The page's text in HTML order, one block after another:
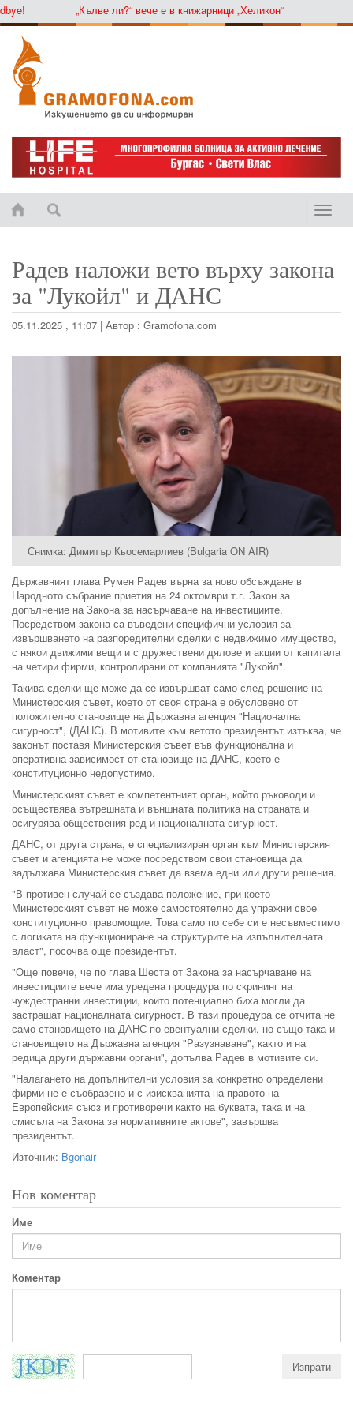
„Кълве ли?“ вече е в книжарници „Хеликон“
Toggle
Радев наложи вето върху закона
за "Лукойл" и ДАНС
05.11.2025 , 11:07 | Автор : Gramofona.com
Снимка: Димитър Кьосемарлиев (Bulgaria ON AIR)
Държавният глава Румен Радев върна за ново обсъждане в
Народното събрание приетия на 24 октомври т.г. Закон за
допълнение на Закона за насърчаване на инвестициите.
Посредством закона са въведени специфични условия за
извършването на разпоредителни сделки с недвижимо имущество,
с някои движими вещи и с дружествени дялове и акции от капитала
на четири фирми, контролирани от компанията "Лукойл".
Такива сделки ще може да се извършват само след решение на
Министерския съвет, което от своя страна е обусловено от
положително становище на Държавна агенция "Национална
сигурност", (ДАНС). В мотивите към ветото президентът изтъква, че
законът поставя Министерския съвет във функционална и
оперативна зависимост от становище на ДАНС, което е
конституционно недопустимо.
Министерският съвет е компетентният орган, който ръководи и
осъществява вътрешната и външната политика на страната и
осигурява обществения ред и националната сигурност.
ДАНС, от друга страна, е специализиран орган към Министерския
съвет и агенцията не може посредством свои становища да
задължава Министерския съвет да взема едни или други решения.
"В противен случай се създава положение, при което
Министерският съвет не може самостоятелно да упражни свое
конституционно правомощие. Това само по себе си е несъвместимо
с логиката на функциониране на структурите на изпълнителната
власт", посочва още президентът.
"Още повече, че по глава Шеста от Закона за насърчаване на
инвестициите вече има уредена процедура по скрининг на
чуждестранни инвестиции, които потенциално биха могли да
застрашат националната сигурност. В тази процедура се отчита не
само становището на ДАНС по евентуални сделки, но също така и
становището на Държавна агенция "Разузнаване", както и на
редица други държавни органи", допълва Радев в мотивите си.
"Налагането на допълнителни условия за конкретно определени
фирми не е съобразено и с изискванията на правото на
Европейския съюз и противоречи както на буквата, така и на
смисъла на Закона за нормативните актове", завършва
президентът.
Източник: Bgonair
Нов коментар
Име
Коментар